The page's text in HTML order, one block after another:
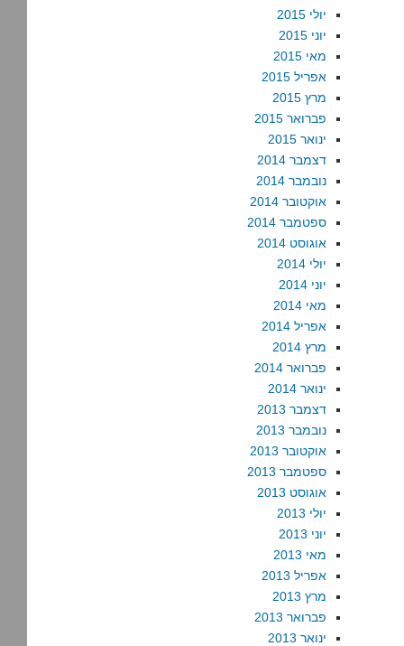
יולי 2015
יוני 2015
מאי 2015
אפריל 2015
מרץ 2015
פברואר 2015
ינואר 2015
דצמבר 2014
נובמבר 2014
אוקטובר 2014
ספטמבר 2014
אוגוסט 2014
יולי 2014
יוני 2014
מאי 2014
אפריל 2014
מרץ 2014
פברואר 2014
ינואר 2014
דצמבר 2013
נובמבר 2013
אוקטובר 2013
ספטמבר 2013
אוגוסט 2013
יולי 2013
יוני 2013
מאי 2013
אפריל 2013
מרץ 2013
פברואר 2013
ינואר 2013